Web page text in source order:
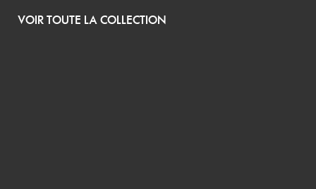
VOIR TOUTE LA COLLECTION